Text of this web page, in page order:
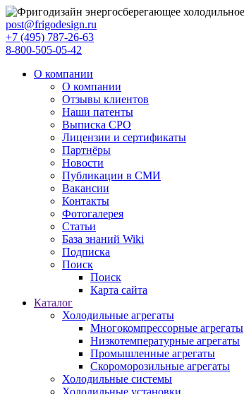
post@frigodesign.ru
+7 (495) 787-26-63
8-800-505-05-42
О компании
О компании
Отзывы клиентов
Наши патенты
Выписка СРО
Лицензии и сертификаты
Партнёры
Новости
Публикации в СМИ
Вакансии
Контакты
Фотогалерея
Статьи
База знаний Wiki
Подписка
Поиск
Поиск
Карта сайта
Каталог
Холодильные агрегаты
Многокомпрессорные агрегаты
Низкотемпературные агрегаты
Промышленные агрегаты
Скороморозильные агрегаты
Холодильные системы
Холодильные установки